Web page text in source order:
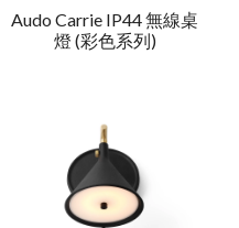
Audo Carrie IP44 無線桌
燈 (彩色系列)